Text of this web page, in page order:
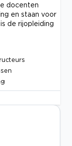
docenten
en staan voor
de rijopleiding